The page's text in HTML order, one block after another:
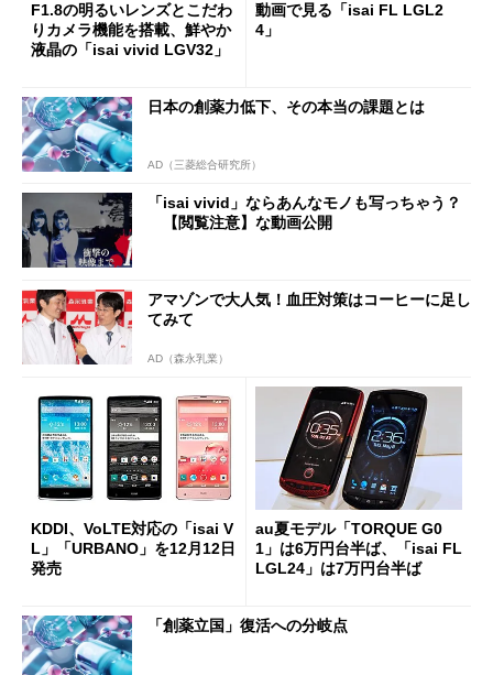
F1.8の明るいレンズとこだわ
りカメラ機能を搭載、鮮やか
液晶の「isai vivid LGV32」
動画で見る「isai FL LGL2
4」
日本の創薬力低下、その本当の課題とは
AD（三菱総合研究所）
「isai vivid」ならあんなモノも写っちゃう？
【閲覧注意】な動画公開
アマゾンで大人気！血圧対策はコーヒーに足し
てみて
AD（森永乳業）
KDDI、VoLTE対応の「isai V
L」「URBANO」を12月12日
発売
au夏モデル「TORQUE G0
1」は6万円台半ば、「isai FL
LGL24」は7万円台半ば
「創薬立国」復活への分岐点